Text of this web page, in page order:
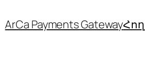
ArCa Payments GatewayՀող